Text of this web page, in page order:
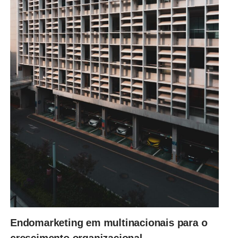
Endomarketing em multinacionais para o